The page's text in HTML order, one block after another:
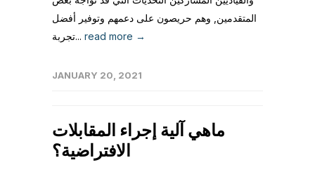
المتقدمين, وهم حريصون على دعمهم وتوفير أفضل
تجربة... read more →
JANUARY 20, 2021
ماهي آلية إجراء المقابلات
الافتراضية؟